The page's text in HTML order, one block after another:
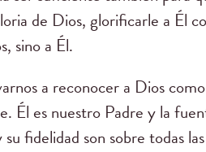
de Dios, glorificarle a Él
sino a Él.
a reconocer a Dios
Él es nuestro Padre y la
fidelidad son sobre todas